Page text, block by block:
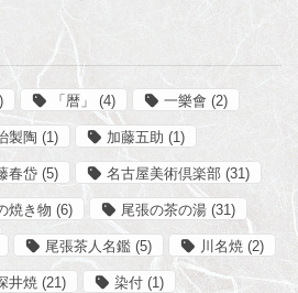
「暦」 (4) 一樂會 (2)
製陶 (1) 加藤五助 (1)
春岱 (5) 名古屋美術倶楽部 (31)
焼き物 (6) 尾張の茶の湯 (31)
尾張茶人名鑑 (5) 川名焼 (2)
井焼 (21) 染付 (1)